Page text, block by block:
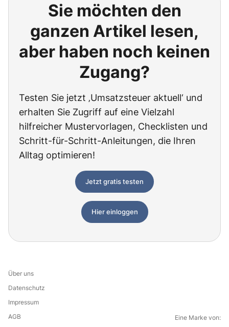
Sie möchten den
ganzen Artikel lesen,
aber haben noch keinen
Zugang?
Testen Sie jetzt ‚Umsatzsteuer aktuell‘ und
erhalten Sie Zugriff auf eine Vielzahl
hilfreicher Mustervorlagen, Checklisten und
Schritt-für-Schritt-Anleitungen, die Ihren
Alltag optimieren!
Jetzt gratis testen
Hier einloggen
Über uns
Datenschutz
Impressum
AGB
Eine Marke von: